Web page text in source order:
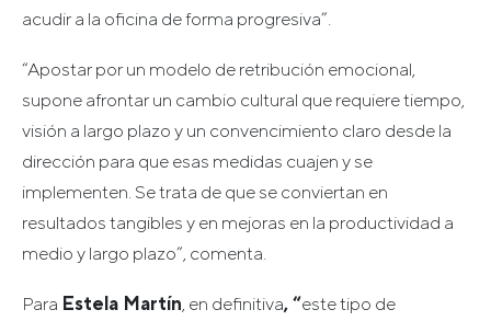
acudir a la oficina de forma progresiva”.
“Apostar por un modelo de retribución emocional,
supone afrontar un cambio cultural que requiere tiempo,
visión a largo plazo y un convencimiento claro desde la
dirección para que esas medidas cuajen y se
implementen. Se trata de que se conviertan en
resultados tangibles y en mejoras en la productividad a
medio y largo plazo”, comenta.
Para Estela Martín , en definitiva, “este tipo de